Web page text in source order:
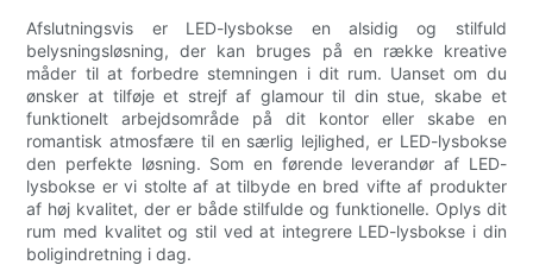
Afslutningsvis er LED-lysbokse en alsidig og stilfuld
belysningsløsning, der kan bruges på en række kreative
måder til at forbedre stemningen i dit rum. Uanset om du
ønsker at tilføje et strejf af glamour til din stue, skabe et
funktionelt arbejdsområde på dit kontor eller skabe en
romantisk atmosfære til en særlig lejlighed, er LED-lysbokse
den perfekte løsning. Som en førende leverandør af LED-
lysbokse er vi stolte af at tilbyde en bred vifte af produkter
af høj kvalitet, der er både stilfulde og funktionelle. Oplys dit
rum med kvalitet og stil ved at integrere LED-lysbokse i din
boligindretning i dag.